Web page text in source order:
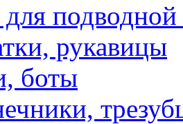
подводной
рукавицы
боты